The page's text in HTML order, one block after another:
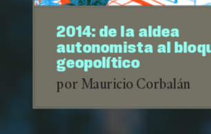
2014: de la aldea
autonomista al
geopolítico
por Mauricio Corbalán